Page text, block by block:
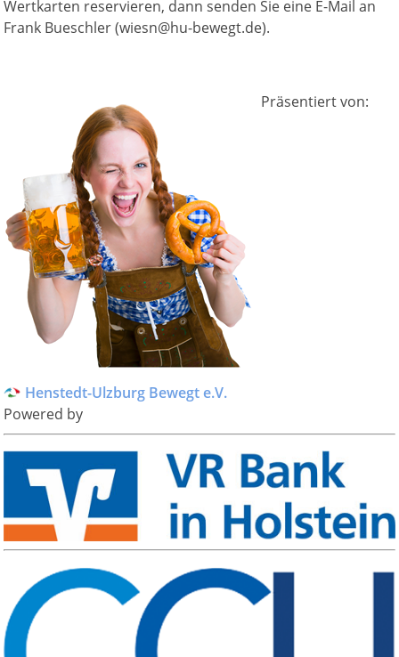
Wertkarten reservieren, dann senden Sie eine E-Mail an
Frank Bueschler (wiesn@hu-bewegt.de).
Präsentiert von:
Henstedt-Ulzburg Bewegt e.V.
Powered by